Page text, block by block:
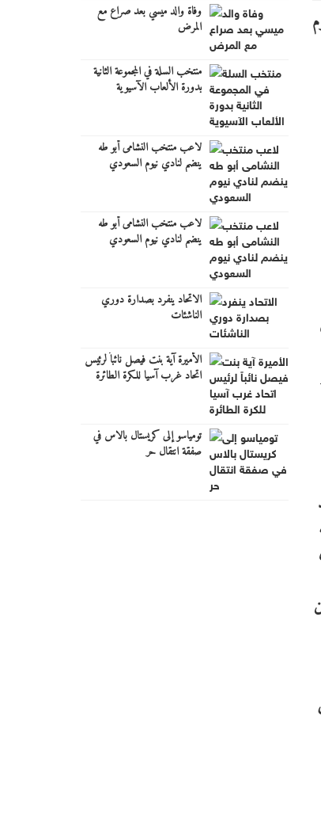
وفاة والد ميسي بعد صراع مع
المرض
منتخب السلة في المجموعة الثانية
بدورة الألعاب الآسيوية
لاعب منتخب النشامى أبو طه
ينضم لنادي نيوم السعودي
لاعب منتخب النشامى أبو طه
ينضم لنادي نيوم السعودي
الاتحاد ينفرد بصدارة دوري
الناشئات
الأميرة آية بنت فيصل نائباً لرئيس
اتحاد غرب آسيا للكرة الطائرة
تومياسو إلى كريستال بالاس في
صفقة انتقال حر